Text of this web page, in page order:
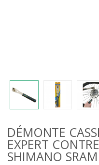
DÉMONTE
EXPERT
SHIMANO SRAM